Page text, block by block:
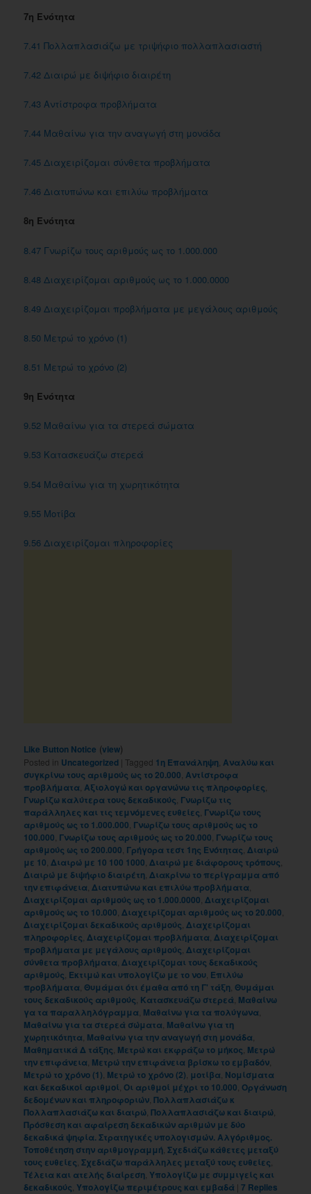
7η Ενότητα
7.41 Πολλαπλασιάζω με τριψήφιο πολλαπλασιαστή
7.42 Διαιρώ με διψήφιο διαιρέτη
7.43 Αντίστροφα προβλήματα
7.44 Μαθαίνω για την αναγωγή στη μονάδα
7.45 Διαχειρίζομαι σύνθετα προβλήματα
7.46 Διατυπώνω και επιλύω προβλήματα
8η Ενότητα
8.47 Γνωρίζω τους αριθμούς ως το 1.000.000
8.48 Διαχειρίζομαι αριθμούς ως το 1.000.0000
8.49 Διαχειρίζομαι προβλήματα με μεγάλους αριθμούς
8.50 Μετρώ το χρόνο (1)
8.51 Μετρώ το χρόνο (2)
9η Ενότητα
9.52 Μαθαίνω για τα στερεά σώματα
9.53 Κατασκευάζω στερεά
9.54 Μαθαίνω για τη χωρητικότητα
9.55 Μοτίβα
9.56 Διαχειρίζομαι πληροφορίες
Like Button Notice (view)
Posted in Uncategorized | Tagged 1η Επανάληψη Αναλύω και
συγκρίνω τους αριθμούς ως το 20.000 Αντίστροφα
προβλήματα Αξιολογώ και οργανώνω τις πληροφορίες
Γνωρίζω καλύτερα τους δεκαδικούς Γνωρίζω τις
παράλληλες και τις τεμνόμενες ευθείες Γνωρίζω τους
αριθμούς ως το 1.000.000 Γνωρίζω τους αριθμούς ως το
100.000 Γνωρίζω τους αριθμούς ως το 20.000 Γνωρίζω τους
αριθμούς ως το 200.000 Γρήγορα τεστ 1ης Ενότητας ,Διαιρώ
με 10 ,Διαιρώ με 10 100 1000 ,Διαιρώ με διάφορους τρόπους
Διαιρώ με διψήφιο διαιρέτη ,Διακρίνω το περίγραμμα από
την επιφάνεια ,Διατυπώνω και επιλύω προβλήματα
Διαχειρίζομαι αριθμούς ως το 1.000.0000 ,Διαχειρίζομαι
αριθμούς ως το 10.000 ,Διαχειρίζομαι αριθμούς ως το 20.000
Διαχειρίζομαι δεκαδικούς αριθμούς ,Διαχειρίζομαι
πληροφορίες ,Διαχειρίζομαι προβλήματα ,Διαχειρίζομαι
προβλήματα με μεγάλους αριθμούς ,Διαχειρίζομαι
σύνθετα προβλήματα ,Διαχειρίζομαι τους δεκαδικούς
αριθμούς Εκτιμώ και υπολογίζω με το νου Επιλύω
προβλήματα ,Θυμάμαι ότι έμαθα από τη Γ' τάξη ,Θυμάμαι
τους δεκαδικούς αριθμούς Κατασκευάζω στερεά Μαθαίνω
γα τα παραλληλόγραμμα Μαθαίνω για τα πολύγωνα
Μαθαίνω για τα στερεά σώματα Μαθαίνω για τη
χωρητικότητα Μαθαίνω για την αναγωγή στη μονάδα
Μαθηματικά Δ τάξης Μετρώ και εκφράζω το μήκος Μετρώ
την επιφάνεια Μετρώ την επιφάνεια βρίσκω το εμβαδόν
Μετρώ το χρόνο (1) Μετρώ το χρόνο (2) μοτίβα Νομίσματα
και δεκαδικοί αριθμοί ,Οι αριθμοί μέχρι το 10.000 ,Οργάνωση
δεδομένων και πληροφοριών ,Πολλαπλασιάζω κ
Πολλαπλασιάζω και διαιρώ ,Πολλαπλασιάζω και διαιρώ
Πρόσθεση και αφαίρεση δεκαδικών αριθμών με δύο
δεκαδικά ψηφία. Στρατηγικές υπολογισμών. Αλγόριθμος.
Τοποθέτηση στην αριθμογραμμή ,Σχεδιάζω κάθετες μεταξύ
τους ευθείες ,Σχεδιάζω παράλληλες μεταξύ τους ευθείες
Τέλεια και ατελής διαίρεση Υπολογίζω με συμμιγείς και
δεκαδικούς Υπολογίζω περιμέτρους και εμβαδά |7 Replies